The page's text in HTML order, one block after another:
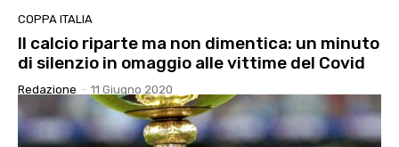
COPPA ITALIA
Il calcio riparte ma non dimentica: un minuto
di silenzio in omaggio alle vittime del Covid
Redazione - 11 Giugno 2020